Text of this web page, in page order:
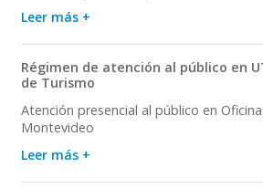
Leer más +
Régimen de atención al público en
de Turismo
Atención presencial al público en
Montevideo
Leer más +